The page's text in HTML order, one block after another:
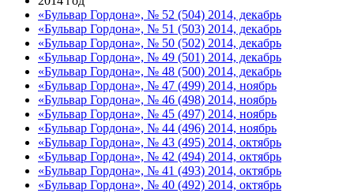
«Бульвар Гордона», № 52 (504) 2014, декабрь
«Бульвар Гордона», № 51 (503) 2014, декабрь
«Бульвар Гордона», № 50 (502) 2014, декабрь
«Бульвар Гордона», № 49 (501) 2014, декабрь
«Бульвар Гордона», № 48 (500) 2014, декабрь
«Бульвар Гордона», № 47 (499) 2014, ноябрь
«Бульвар Гордона», № 46 (498) 2014, ноябрь
«Бульвар Гордона», № 45 (497) 2014, ноябрь
«Бульвар Гордона», № 44 (496) 2014, ноябрь
«Бульвар Гордона», № 43 (495) 2014, октябрь
«Бульвар Гордона», № 42 (494) 2014, октябрь
«Бульвар Гордона», № 41 (493) 2014, октябрь
«Бульвар Гордона», № 40 (492) 2014, октябрь